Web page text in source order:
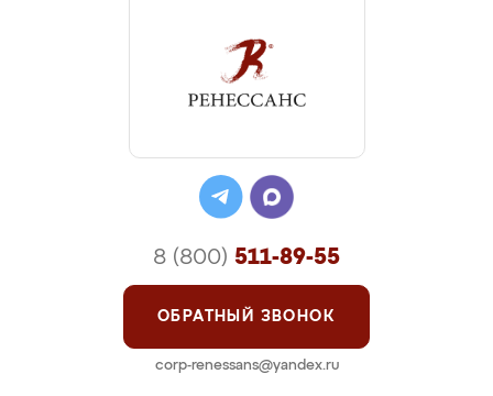
8 (800) 511-89-55
ОБРАТНЫЙ ЗВОНОК
corp-renessans@yandex.ru